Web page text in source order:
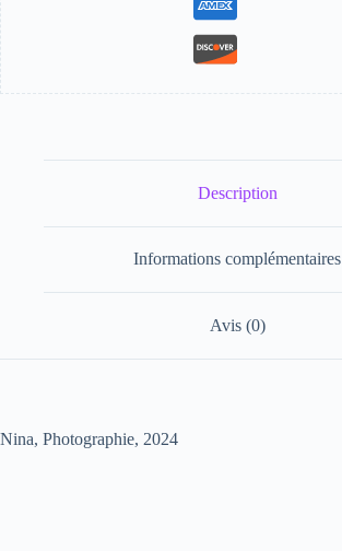
Description
Informations complémentaires
Avis (0)
Nina, Photographie, 2024